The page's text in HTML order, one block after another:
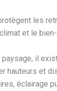
les
et le
il
hauteurs et
éclairage